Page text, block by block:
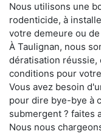
Nous utilisons une
rodenticide, à
votre demeure ou
À Taulignan, nous
dératisation réussie,
conditions pour
Vous avez besoin
pour dire bye-bye à
submergent ? faites
Nous nous